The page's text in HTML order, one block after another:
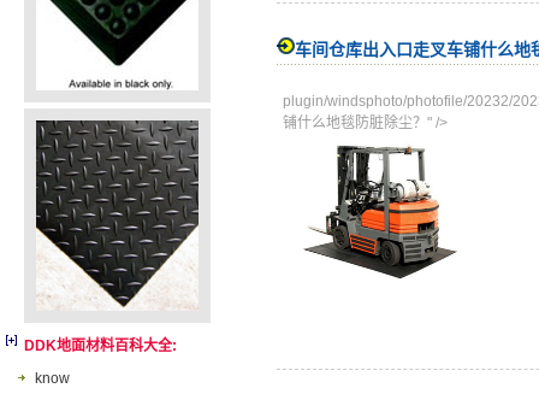
DDK地面材料百科大全:
know
车间仓库出入口走叉车铺什么地
plugin/windsphoto/photofile/20232/
铺什么地毯防脏除尘？" />